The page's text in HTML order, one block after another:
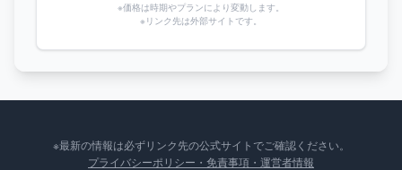
※価格は時期やプランにより変動します。
※リンク先は外部サイトです。
※最新の情報は必ずリンク先の公式サイトでご確認ください。
プライバシーポリシー・免責事項・運営者情報